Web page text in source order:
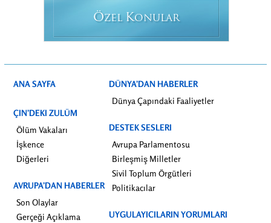
ÖZEL KONULAR
ANA SAYFA
ÇIN’DEKI ZULÜM
Ölüm Vakaları
İşkence
Diğerleri
AVRUPA’DAN HABERLER
Son Olaylar
Gerçeği Açıklama
DÜNYA’DAN HABERLER
Dünya Çapındaki Faaliyetler
DESTEK SESLERI
Avrupa Parlamentosu
Birleşmiş Milletler
Sivil Toplum Örgütleri
Politikacılar
UYGULAYICILARIN YORUMLARI